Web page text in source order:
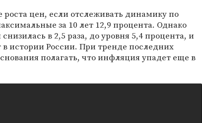
цен, если отслеживать динамику по
за 10 лет 12,9 процента. Однако
в 2,5 раза, до уровня 5,4 процента, и
в истории России. При тренде последних
полагать, что инфляция упадет еще в